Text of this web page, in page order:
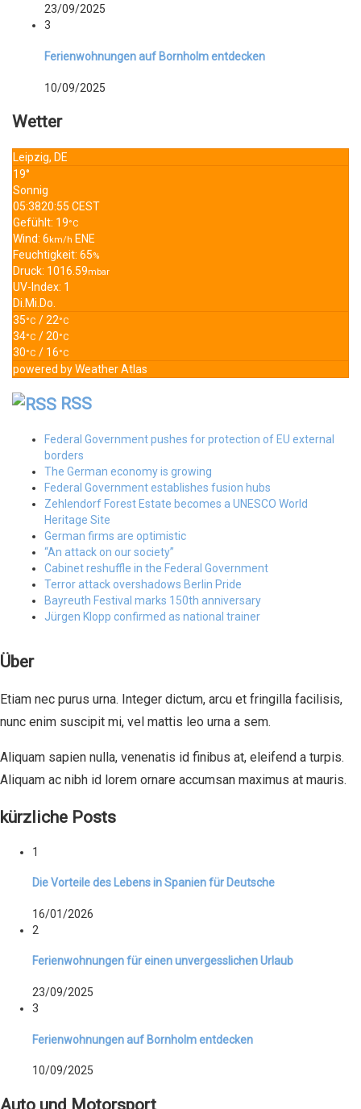
23/09/2025
3
Ferienwohnungen auf Bornholm entdecken
10/09/2025
Wetter
Leipzig, DE
19°
Sonnig
05:3820:55 CEST
Gefühlt: 19°C
Wind: 6km/h ENE
Feuchtigkeit: 65%
Druck: 1016.59mbar
UV-Index: 1
Di. Mi. Do.
35°C / 22°C
34°C / 20°C
30°C / 16°C
powered byWeather Atlas
RSS
Federal Government pushes for protection of EU external
borders
The German economy is growing
Federal Government establishes fusion hubs
Zehlendorf Forest Estate becomes a UNESCO World
Heritage Site
German firms are optimistic
“An attack on our society”
Cabinet reshuffle in the Federal Government
Terror attack overshadows Berlin Pride
Bayreuth Festival marks 150th anniversary
Jürgen Klopp confirmed as national trainer
Über
Etiam nec purus urna. Integer dictum, arcu et fringilla facilisis,
nunc enim suscipit mi, vel mattis leo urna a sem.
Aliquam sapien nulla, venenatis id finibus at, eleifend a turpis.
Aliquam ac nibh id lorem ornare accumsan maximus at mauris.
kürzliche Posts
1
Die Vorteile des Lebens in Spanien für Deutsche
16/01/2026
2
Ferienwohnungen für einen unvergesslichen Urlaub
23/09/2025
3
Ferienwohnungen auf Bornholm entdecken
10/09/2025
Auto und Motorsport